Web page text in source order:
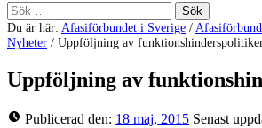
Sök
efter:
Du är här: Afasiförbundet i Sverige /
Nyheter / Uppföljning av
Uppföljning av
Publicerad den: 18 maj, 2015 Senast